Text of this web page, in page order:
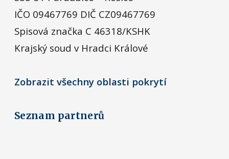
IČO 09467769 DIČ CZ09467769
Spisová značka C 46318/KSHK
Krajský soud v Hradci Králové
Zobrazit všechny oblasti pokrytí
Seznam partnerů